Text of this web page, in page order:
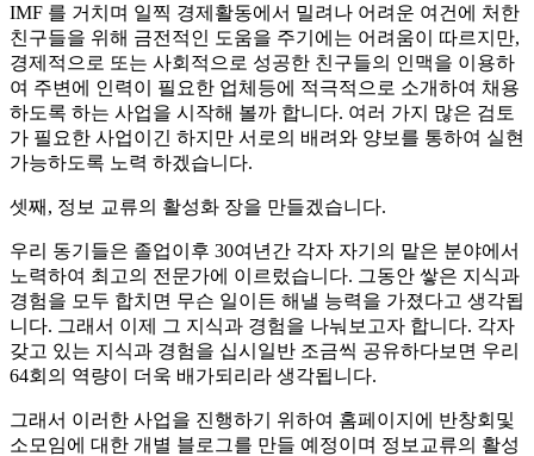
IMF 를 거치며 일찍 경제활동에서 밀려나 어려운 여건에 처한
친구들을 위해 금전적인 도움을 주기에는 어려움이 따르지만,
경제적으로 또는 사회적으로 성공한 친구들의 인맥을 이용하
여 주변에 인력이 필요한 업체등에 적극적으로 소개하여 채용
하도록 하는 사업을 시작해 볼까 합니다. 여러 가지 많은 검토
가 필요한 사업이긴 하지만 서로의 배려와 양보를 통하여 실현
가능하도록 노력 하겠습니다.
셋째, 정보 교류의 활성화 장을 만들겠습니다.
우리 동기들은 졸업이후 30여년간 각자 자기의 맡은 분야에서
노력하여 최고의 전문가에 이르렀습니다. 그동안 쌓은 지식과
경험을 모두 합치면 무슨 일이든 해낼 능력을 가졌다고 생각됩
니다. 그래서 이제 그 지식과 경험을 나눠보고자 합니다. 각자
갖고 있는 지식과 경험을 십시일반 조금씩 공유하다보면 우리
64회의 역량이 더욱 배가되리라 생각됩니다.
그래서 이러한 사업을 진행하기 위하여 홈페이지에 반창회및
소모임에 대한 개별 블로그를 만들 예정이며 정보교류의 활성